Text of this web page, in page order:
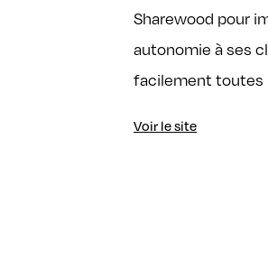
Sharewood pour
autonomie à ses
facilement toutes
Voir le site